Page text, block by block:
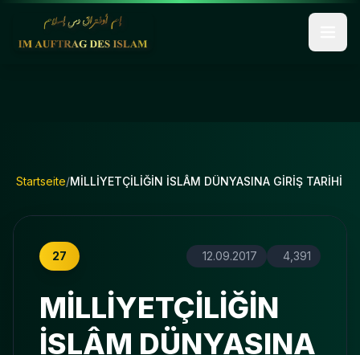
Startseite/MİLLİYETÇİLİĞİN İSLÂM DÜNYASINA GİRİŞ TARİHİ
27 12.09.2017 4,391
MİLLİYETÇİLİĞİN
İSLÂM DÜNYASINA